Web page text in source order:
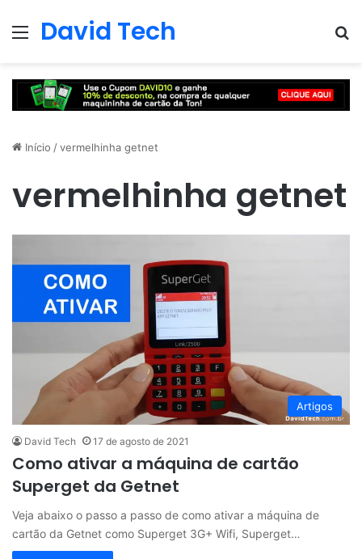
Menu
David Tech
Início /vermelhinha getnet
vermelhinha getnet
Artigos
David Tech 17 de agosto de 2021
Como ativar a máquina de cartão
Superget da Getnet
Veja abaixo o passo a passo de como ativar a máquina de
cartão da Getnet como Superget 3G+ Wifi, Superget…